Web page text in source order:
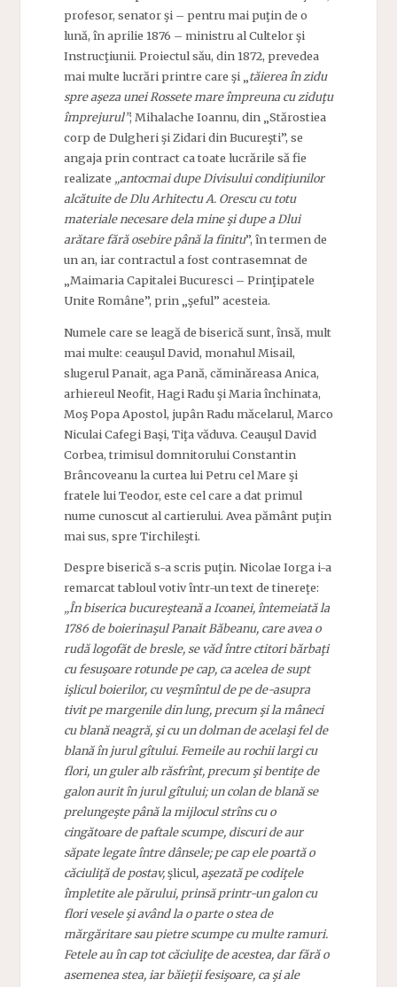
profesor, senator şi – pentru mai puţin de o
lună, în aprilie 1876 – ministru al Cultelor şi
Instrucţiunii. Proiectul său, din 1872, prevedea
mai multe lucrări printre care şi „ tăierea în zidu
spre aşeza unei Rossete mare împreuna cu ziduţu
împrejurul”; Mihalache Ioannu, din „Stărostiea
corp de Dulgheri şi Zidari din Bucureşti”, se
angaja prin contract ca toate lucrările să fie
realizate „antocmai dupe Divisului condiţiunilor
alcătuite de Dlu Arhitectu A. Orescu cu totu
materiale necesare dela mine şi dupe a Dlui
arătare fără osebire până la finitu”, în termen de
un an, iar contractul a fost contrasemnat de
„Maimaria Capitalei Bucuresci – Prinţipatele
Unite Române”, prin „şeful” acesteia.
Numele care se leagă de biserică sunt, însă, mult
mai multe: ceauşul David, monahul Misail,
slugerul Panait, aga Pană, căminăreasa Anica,
arhiereul Neofit, Hagi Radu şi Maria închinata,
Moş Popa Apostol, jupân Radu măcelarul, Marco
Niculai Cafegi Başi, Tiţa văduva. Ceauşul David
Corbea, trimisul domnitorului Constantin
Brâncoveanu la curtea lui Petru cel Mare şi
fratele lui Teodor, este cel care a dat primul
nume cunoscut al cartierului. Avea pământ puţin
mai sus, spre Tirchileşti.
Despre biserică s-a scris puţin. Nicolae Iorga i-a
remarcat tabloul votiv într-un text de tinereţe:
„În biserica bucureşteană a Icoanei, întemeiată la
1786 de boierinaşul Panait Băbeanu, care avea o
rudă logofăt de bresle, se văd între ctitori bărbaţi
cu fesuşoare rotunde pe cap, ca acelea de supt
işlicul boierilor, cu veşmîntul de pe de-asupra
tivit pe margenile din lung, precum şi la mâneci
cu blană neagră, şi cu un dolman de acelaşi fel de
blană în jurul gîtului. Femeile au rochii largi cu
flori, un guler alb răsfrînt, precum şi bentiţe de
galon aurit în jurul gîtului; un colan de blană se
prelungeşte până la mijlocul strîns cu o
cingătoare de paftale scumpe, discuri de aur
săpate legate între dânsele; pe cap ele poartă o
căciuliţă de postav,şlicul, aşezată pe codiţele
împletite ale părului, prinsă printr-un galon cu
flori vesele şi având la o parte o stea de
mărgăritare sau pietre scumpe cu multe ramuri.
Fetele au în cap tot căciuliţe de acestea, dar fără o
asemenea stea, iar băieţii fesişoare, ca şi ale